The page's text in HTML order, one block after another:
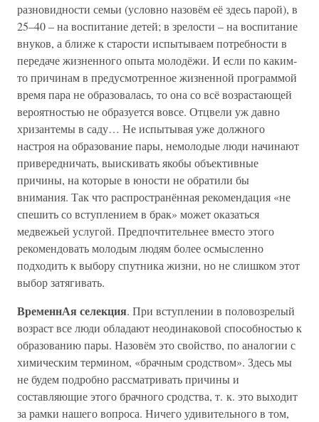
разновидности семьи (условно назовём её здесь парой), в
25–40 – на воспитание детей; в зрелости – на воспитание
внуков, а ближе к старости испытываем потребности в
передаче жизненного опыта молодёжи. И если по каким-
то причинам в предусмотренное жизненной программой
время пара не образовалась, то она со всё возрастающей
вероятностью не образуется вовсе. Отцвели уж давно
хризантемы в саду… Не испытывая уже должного
настроя на образование пары, немолодые люди начинают
привередничать, выискивать якобы объективные
причины, на которые в юности не обратили бы
внимания. Так что распространённая рекомендация «не
спешить со вступлением в брак» может оказаться
медвежьей услугой. Предпочтительнее вместо этого
рекомендовать молодым людям более осмысленно
подходить к выбору спутника жизни, но не слишком этот
выбор затягивать.
ВременнАя селекция. При вступлении в половозрелый
возраст все люди обладают неодинаковой способностью к
образованию пары. Назовём это свойство, по аналогии с
химическим термином, «брачным сродством». Здесь мы
не будем подробно рассматривать причины и
составляющие этого брачного сродства, т. к. это выходит
за рамки нашего вопроса. Ничего удивительного в том,